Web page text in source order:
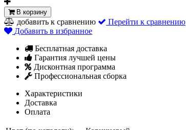
В корзину
добавить к сравнению
Перейти к сравнению
Добавить в избранное
Бесплатная доставка
Гарантия лучшей цены
Дисконтная программа
Профессиональная сборка
Характеристики
Доставка
Оплата